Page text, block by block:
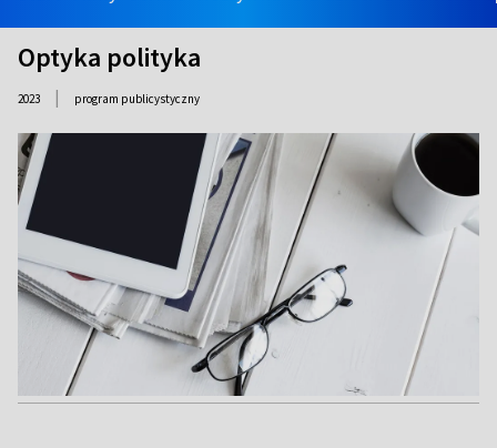
Optyka polityka
2023 | program publicystyczny